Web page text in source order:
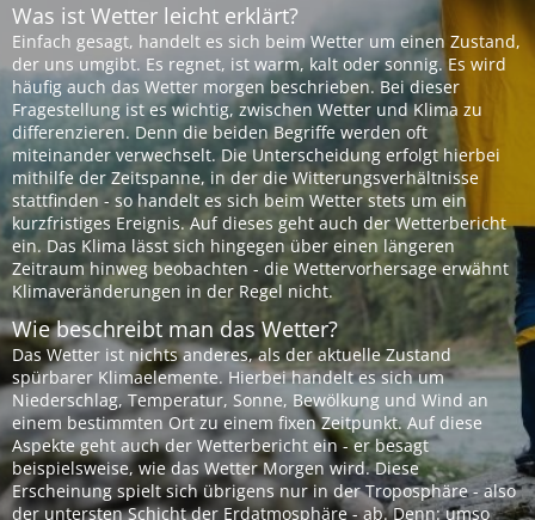
Was ist Wetter leicht erklärt?
Einfach gesagt, handelt es sich beim Wetter um einen Zustand,
der uns umgibt. Es regnet, ist warm, kalt oder sonnig. Es wird
häufig auch das Wetter morgen beschrieben. Bei dieser
Fragestellung ist es wichtig, zwischen Wetter und Klima zu
differenzieren. Denn die beiden Begriffe werden oft
miteinander verwechselt. Die Unterscheidung erfolgt hierbei
mithilfe der Zeitspanne, in der die Witterungsverhältnisse
stattfinden - so handelt es sich beim Wetter stets um ein
kurzfristiges Ereignis. Auf dieses geht auch der Wetterbericht
ein. Das Klima lässt sich hingegen über einen längeren
Zeitraum hinweg beobachten - die Wettervorhersage erwähnt
Klimaveränderungen in der Regel nicht.
Wie beschreibt man das Wetter?
Das Wetter ist nichts anderes, als der aktuelle Zustand
spürbarer Klimaelemente. Hierbei handelt es sich um
Niederschlag, Temperatur, Sonne, Bewölkung und Wind an
einem bestimmten Ort zu einem fixen Zeitpunkt. Auf diese
Aspekte geht auch der Wetterbericht ein - er besagt
beispielsweise, wie das Wetter Morgen wird. Diese
Erscheinung spielt sich übrigens nur in der Troposphäre - also
der untersten Schicht der Erdatmosphäre - ab. Denn: umso